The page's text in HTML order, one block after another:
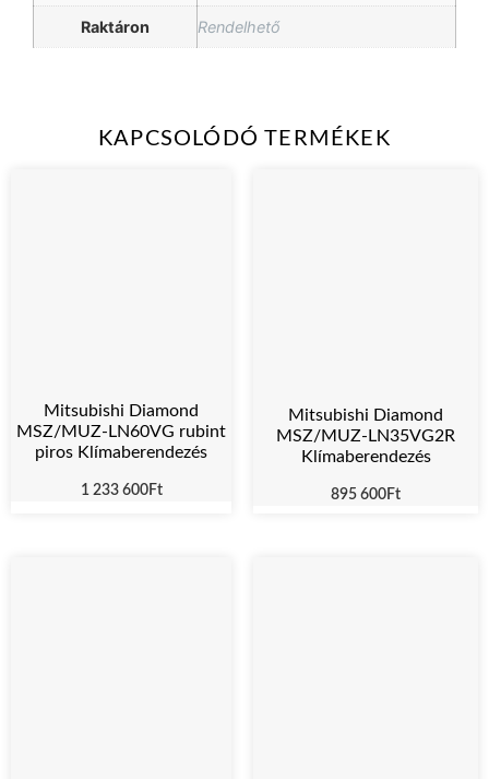
Raktáron Rendelhető
KAPCSOLÓDÓ TERMÉKEK
Mitsubishi Diamond
MSZ/MUZ-LN60VG rubint
piros Klímaberendezés
1 233 600Ft
Mitsubishi Diamond
MSZ/MUZ-LN35VG2R
Klímaberendezés
895 600Ft